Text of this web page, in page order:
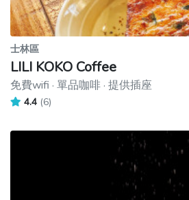
士林區
LILI KOKO Coffee
免費wifi · 單品咖啡 · 提供插座
4.4 (6)